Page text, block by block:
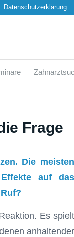
Datenschutzerklärung
Frage
Die meisten
auf das
Es spielt
anhaltender